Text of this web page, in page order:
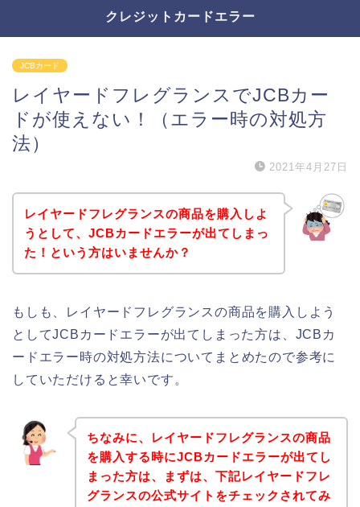
クレジットカードエラー
JCBカード
レイヤードフレグランスでJCBカー
ドが使えない！（エラー時の対処方
法）
2021年4月27日
レイヤードフレグランスの商品を購入しよ
うとして、JCBカードエラーが出てしまっ
た！という方はいませんか？
もしも、レイヤードフレグランスの商品を購入しよう
としてJCBカードエラーが出てしまった方は、JCBカ
ードエラー時の対処方法についてまとめたので参考に
していただけると幸いです。
ちなみに、レイヤードフレグランスの商品
を購入する時にJCBカードエラーが出てし
まった方は、まずは、下記レイヤードフレ
グランスの公式サイトをチェックされてみ